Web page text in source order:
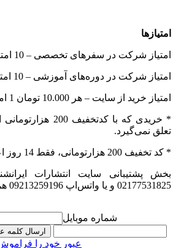
امتیازها
- امتیاز شرکت در سفرهای تخصصی – 10 امتیاز
- امتیاز شرکت در دوره‌های آموزشی – 10 امتیاز
- امتیاز خرید از سایت – هر 10.000 تومان 1 امتیاز
* خریدی که با
تعلق نمی‌گیرد.
* کد تخفیف 200 هزارتومانی، فقط 14 روز اعتبار دارد.
بخش پشتیبانی سایت انتشارات
02177531825 و یا واتس‌اپ 09213259196 همیشه همراه شماست.
شماره موبایل
ارسال کلمه
عبور خود را